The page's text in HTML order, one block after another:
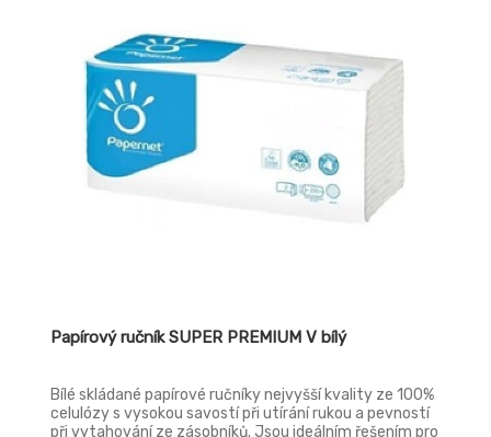
Papírový ručník SUPER PREMIUM V bílý
Bílé skládané papírové ručníky nejvyšší kvality ze 100%
celulózy s vysokou savostí při utírání rukou a pevností
při vytahování ze zásobníků. Jsou ideálním řešením pro